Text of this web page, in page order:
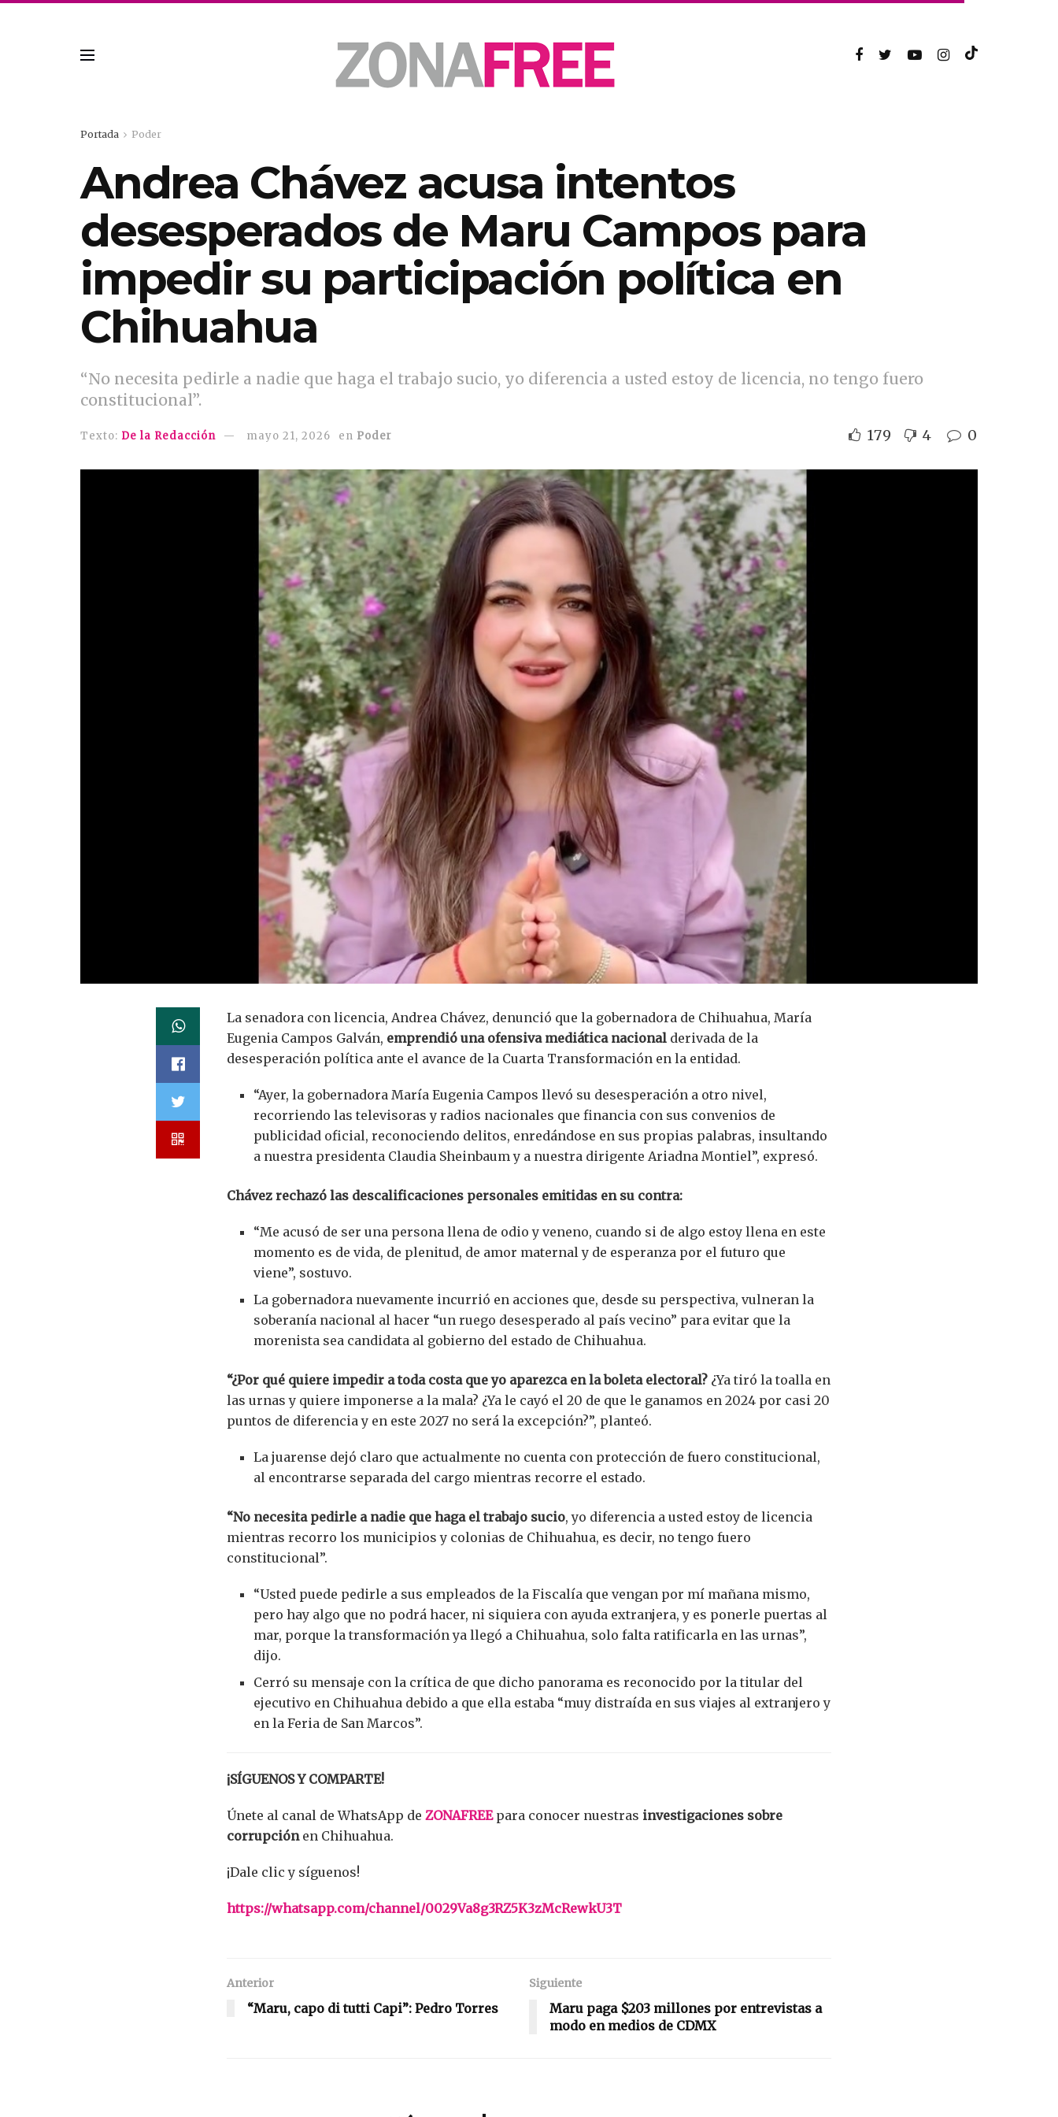
Portada Poder
Andrea Chávez acusa intentos
desesperados de Maru Campos para
impedir su participación política en
Chihuahua
“No necesita pedirle a nadie que haga el trabajo sucio, yo diferencia a usted estoy de licencia, no tengo fuero
constitucional”.
Texto: De la Redacción mayo 21, 2026 en Poder 179 4 0
La senadora con licencia, Andrea Chávez, denunció que la gobernadora de Chihuahua, María
Eugenia Campos Galván, emprendió una ofensiva mediática nacional derivada de la
desesperación política ante el avance de la Cuarta Transformación en la entidad.
“Ayer, la gobernadora María Eugenia Campos llevó su desesperación a otro nivel,
recorriendo las televisoras y radios nacionales que financia con sus convenios de
publicidad oficial, reconociendo delitos, enredándose en sus propias palabras, insultando
a nuestra presidenta Claudia Sheinbaum y a nuestra dirigente Ariadna Montiel”, expresó.
Chávez rechazó las descalificaciones personales emitidas en su contra:
“Me acusó de ser una persona llena de odio y veneno, cuando si de algo estoy llena en este
momento es de vida, de plenitud, de amor maternal y de esperanza por el futuro que
viene”, sostuvo.
La gobernadora nuevamente incurrió en acciones que, desde su perspectiva, vulneran la
soberanía nacional al hacer “un ruego desesperado al país vecino” para evitar que la
morenista sea candidata al gobierno del estado de Chihuahua.
“¿Por qué quiere impedir a toda costa que yo aparezca en la boleta electoral? ¿Ya tiró la toalla en
las urnas y quiere imponerse a la mala? ¿Ya le cayó el 20 de que le ganamos en 2024 por casi 20
puntos de diferencia y en este 2027 no será la excepción?”, planteó.
La juarense dejó claro que actualmente no cuenta con protección de fuero constitucional,
al encontrarse separada del cargo mientras recorre el estado.
“No necesita pedirle a nadie que haga el trabajo sucio, yo diferencia a usted estoy de licencia
mientras recorro los municipios y colonias de Chihuahua, es decir, no tengo fuero
constitucional”.
“Usted puede pedirle a sus empleados de la Fiscalía que vengan por mí mañana mismo,
pero hay algo que no podrá hacer, ni siquiera con ayuda extranjera, y es ponerle puertas al
mar, porque la transformación ya llegó a Chihuahua, solo falta ratificarla en las urnas”,
dijo.
Cerró su mensaje con la crítica de que dicho panorama es reconocido por la titular del
ejecutivo en Chihuahua debido a que ella estaba “muy distraída en sus viajes al extranjero y
en la Feria de San Marcos”.
¡SÍGUENOS Y COMPARTE!
Únete al canal de WhatsApp de ZONAFREEpara conocer nuestras investigaciones sobre
corrupciónen Chihuahua.
¡Dale clic y síguenos!
https://whatsapp.com/channel/0029Va8g3RZ5K3zMcRewkU3T
Anterior
“Maru, capo di tutti Capi”: Pedro Torres
Siguiente
Maru paga $203 millones por entrevistas a
modo en medios de CDMX